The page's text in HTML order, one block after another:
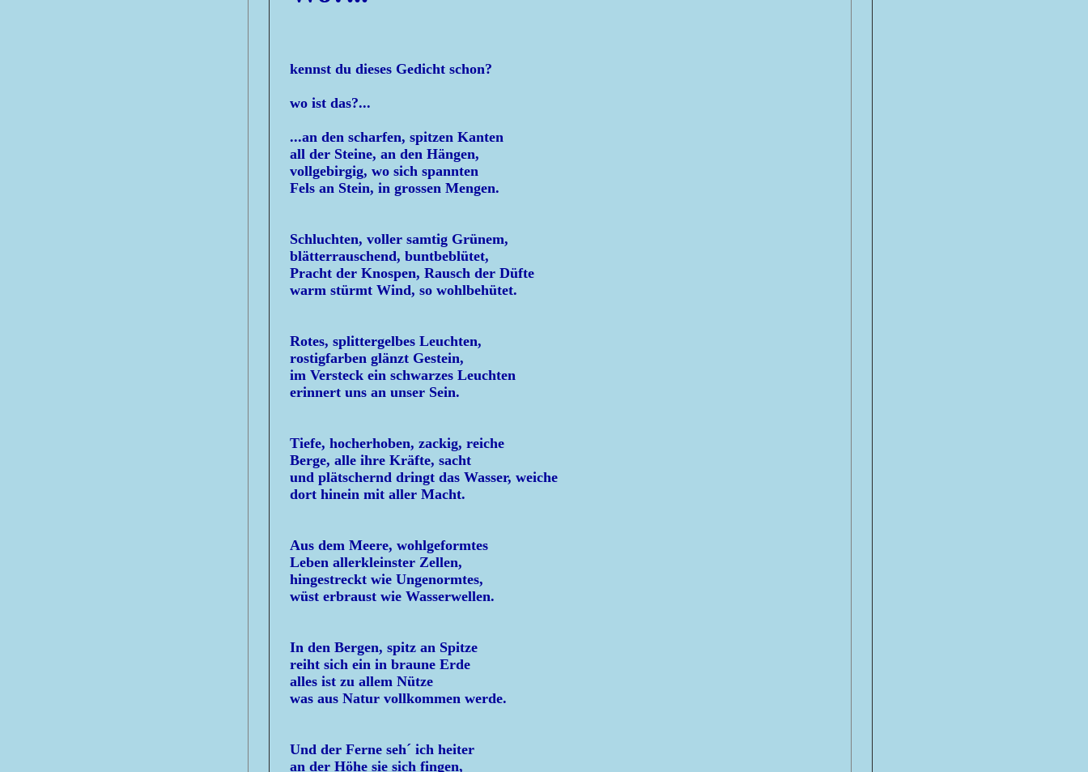
kennst du dieses Gedicht schon?
wo ist das?...
...an den scharfen, spitzen Kanten
all der Steine, an den Hängen,
vollgebirgig, wo sich spannten
Fels an Stein, in grossen Mengen.
Schluchten, voller samtig Grünem,
blätterrauschend, buntbeblütet,
Pracht der Knospen, Rausch der Düfte
warm stürmt Wind, so wohlbehütet.
Rotes, splittergelbes Leuchten,
rostigfarben glänzt Gestein,
im Versteck ein schwarzes Leuchten
erinnert uns an unser Sein.
Tiefe, hocherhoben, zackig, reiche
Berge, alle ihre Kräfte, sacht
und plätschernd dringt das Wasser, weiche
dort hinein mit aller Macht.
Aus dem Meere, wohlgeformtes
Leben allerkleinster Zellen,
hingestreckt wie Ungenormtes,
wüst erbraust wie Wasserwellen.
In den Bergen, spitz an Spitze
reiht sich ein in braune Erde
alles ist zu allem Nütze
was aus Natur vollkommen werde.
Und der Ferne seh´ ich heiter
an der Höhe sie sich fingen,